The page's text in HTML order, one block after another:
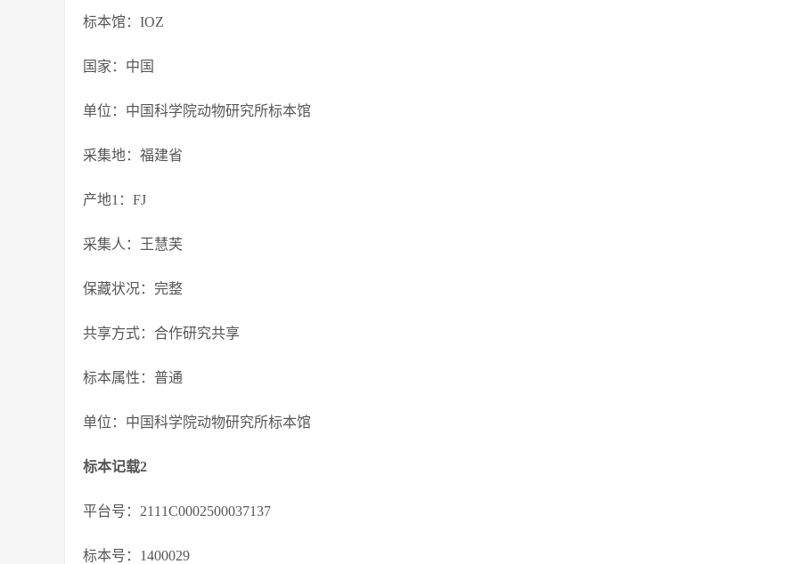
标本馆：IOZ
国家：中国
单位：中国科学院动物研究所标本馆
采集地：福建省
产地1：FJ
采集人：王慧芙
保藏状况：完整
共享方式：合作研究共享
标本属性：普通
单位：中国科学院动物研究所标本馆
标本记载2
平台号：2111C0002500037137
标本号：1400029